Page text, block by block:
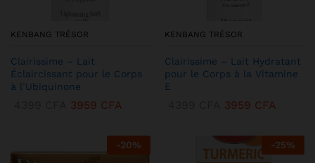
KENBANG TRÉSOR
Clairissime – Lait
Éclaircissant pour le Corps
à l’Ubiquinone
3959 CFA
KENBANG TRÉSOR
Clairissime – Lait Hydratant
pour le Corps à la Vitamine
E
3959 CFA
-20% -25%